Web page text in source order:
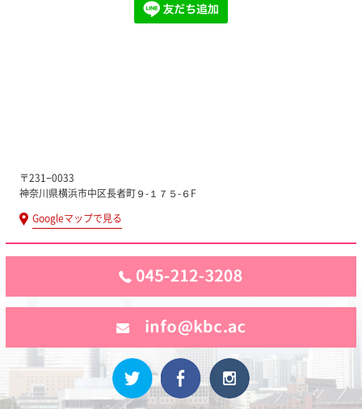
〒231−0033
神奈川県横浜市中区長者町９-１７５-６F
Googleマップで見る